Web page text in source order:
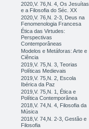
2020,V. 76,N. 4, Os Jesuítas
e a Filosofia do Séc. XX
2020,V. 76,N. 2-3, Deus na
Fenomenologia Francesa
Ética das Virtudes:
Perspectivas
Contemporâneas
Modelos e Metáforas: Arte e
Ciência
2019,V. 75,N. 3, Teorias
Políticas Medievais
2019,V. 75,N. 2, Escola
Ibérica da Paz
2019,V. 75,N. 1, Ética e
Política Contemporânea
2018,V. 74,N. 4, Filosofia da
Música
2018,V. 74,N. 2-3, Gestão e
Filosofia